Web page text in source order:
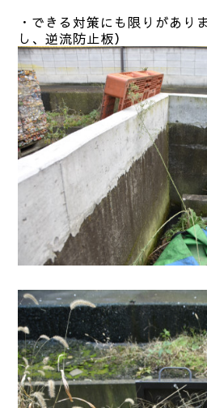
・できる対策にも限りがあり
し、逆流防止板）